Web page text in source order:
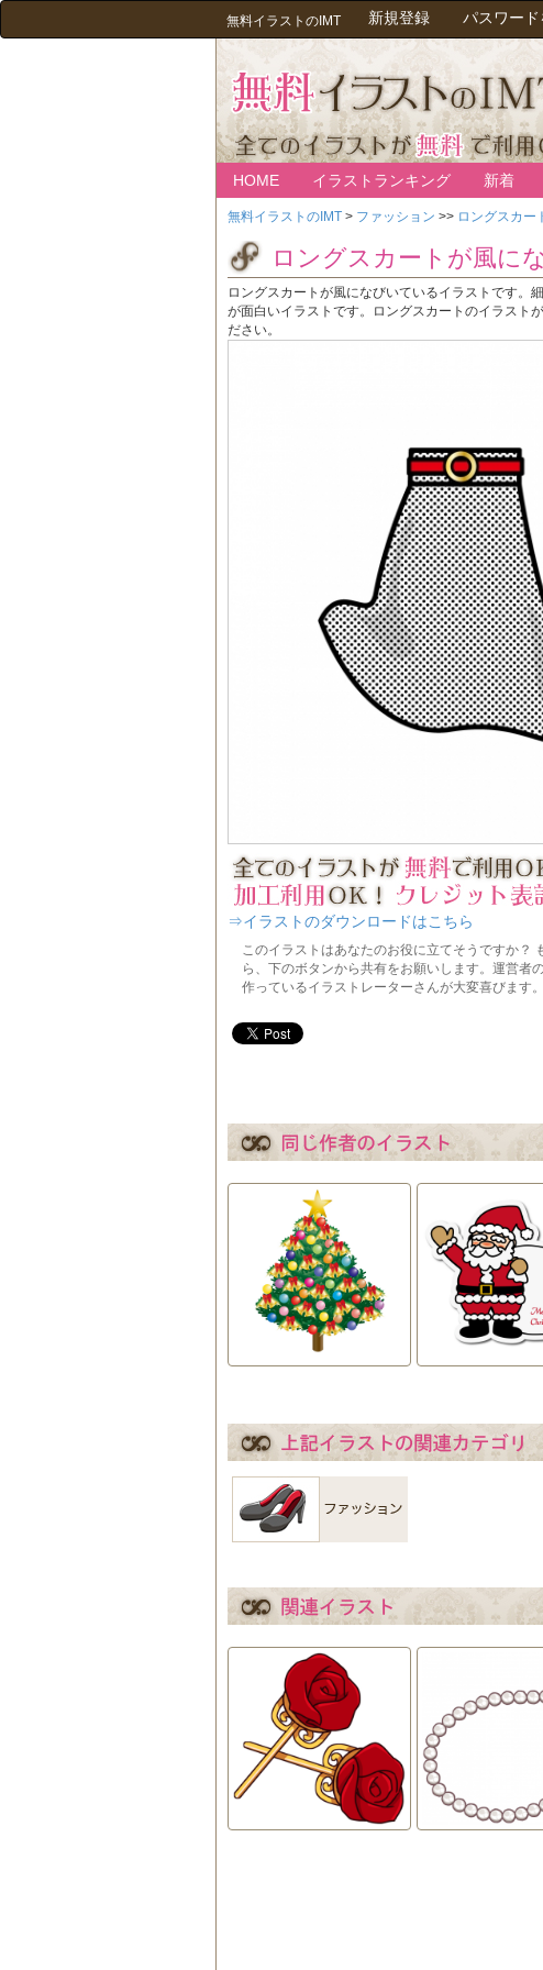
無料イラストのIMT 新規登録 パスワー
HOME イラストランキング 新着
無料イラストのIMT > ファッション >> ロングスカー
ロングスカートが風に
ロングスカートが風になびいているイラストです。
が面白いイラストです。ロングスカートのイラスト
ださい。
⇒イラストのダウンロードはこちら